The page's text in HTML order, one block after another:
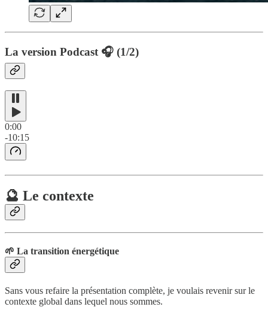
La version Podcast 🎧 (1/2)
0:00
-10:15
🔮 Le contexte
🌱 La transition énergétique
Sans vous refaire la présentation complète, je voulais revenir sur le
contexte global dans lequel nous sommes.